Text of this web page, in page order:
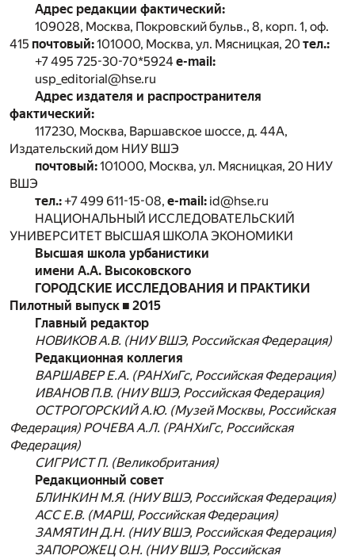
Адрес редакции фактический:
109028, Москва, Покровский бульв., 8, корп. 1, оф.
415 почтовый:101000, Москва, ул. Мясницкая, 20 тел.:
+7 495 725-30-70*5924 e-mail:
usp_editorial@hse.ru
Адрес издателя и распространителя
фактический:
117230, Москва, Варшавское шоссе, д. 44А,
Издательский дом НИУ ВШЭ
почтовый:101000, Москва, ул. Мясницкая, 20 НИУ
ВШЭ
тел.:+7 499 611-15-08, e-mail: id@hse.ru
НАЦИОНАЛЬНЫЙ ИССЛЕДОВАТЕЛЬСКИЙ
УНИВЕРСИТЕТ ВЫСШАЯ ШКОЛА ЭКОНОМИКИ
Высшая школа урбанистики
имени А.А. Высоковского
ГОРОДСКИЕ ИССЛЕДОВАНИЯ И ПРАКТИКИ
Пилотный выпуск ■ 2015
Главный редактор
НОВИКОВ А.В. (НИУ ВШЭ, Российская Федерация)
Редакционная коллегия
ВАРШАВЕР Е.А. (РАНХиГс, Российская Федерация)
ИВАНОВ П.В. (НИУ ВШЭ, Российская Федерация)
ОСТРОГОРСКИЙ А.Ю. (Музей Москвы, Российская
Федерация) РОЧЕВА А.Л. (РАНХиГс, Российская
Федерация)
СИГРИСТ П. (Великобритания)
Редакционный совет
БЛИНКИН М.Я. (НИУ ВШЭ, Российская Федерация)
АСС Е.В. (МАРШ, Российская Федерация)
ЗАМЯТИН Д.Н. (НИУ ВШЭ, Российская Федерация)
ЗАПОРОЖЕЦ О.Н. (НИУ ВШЭ, Российская